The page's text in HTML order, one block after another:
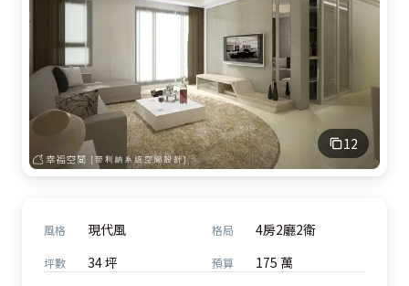
12
風格 現代風 格局 4房2廳2衛
坪數 34 坪 預算 175 萬